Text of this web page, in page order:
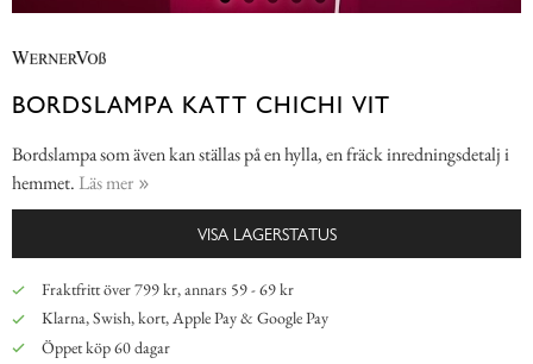
BORDSLAMPA KATT CHICHI VIT
Bordslampa som även kan ställas på en hylla, en fräck inredningsdetalj i
hemmet. Läs mer
VISA LAGERSTATUS
Fraktfritt över 799 kr, annars 59 - 69 kr
Klarna, Swish, kort, Apple Pay & Google Pay
Öppet köp 60 dagar